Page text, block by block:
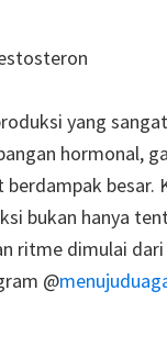
yang
hormonal,
besar.
bukan hanya
ritme dimulai
@